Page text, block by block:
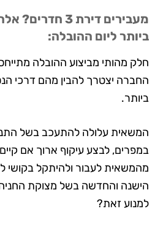
מעבירים דירת 3
ביותר ליום ההובלה:
חלק מהותי מביצוע ההובלה
החברה יצטרך להבין מהם דרכי
ביותר.
המשאית עלולה להתעכב בשל
במפרים, לבצע עיקוף ארוך אם
מהמשאית לעבור ולהיתקל בקושי
הישנה והחדשה בשל מצוקת
למנוע זאת?